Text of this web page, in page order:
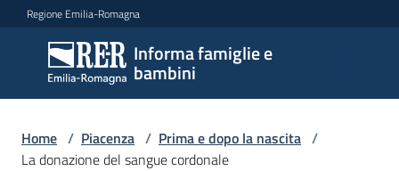
Vai al contenuto
Vai alla navigazione
Vai al footer
Regione Emilia-Romagna
Informa famiglie e
bambini
Informa
famiglie
e
bambini
Home / Piacenza / Prima e dopo la nascita /
La donazione del sangue cordonale